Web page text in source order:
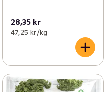
28,35 kr
47,25 kr /kg